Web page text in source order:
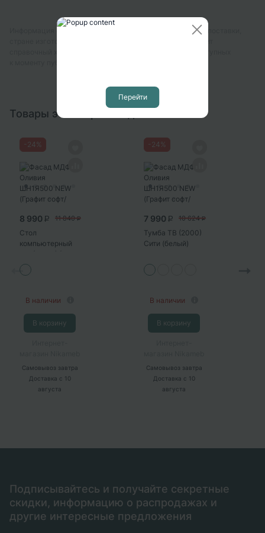
Информация о технических характеристиках, комплекте поставки,
Товары этого производителя
24 %
8 990 P 11 840 P
Стол
компьютерный
№1 (УПКФ) (Дуб
беленый, венге
ФВ)
В наличии
В корзину
Самовывоз завтра
Доставка с 10
августа
24 %
7 990 P 10 624 P
Тумба ТВ (2000)
Сити (белый)
В наличии
В корзину
Самовывоз завтра
Доставка с 10
августа
Подписывайтесь и получайте секретные
скидки, информацию о распродажах и
другие интересные предложения
Перейти